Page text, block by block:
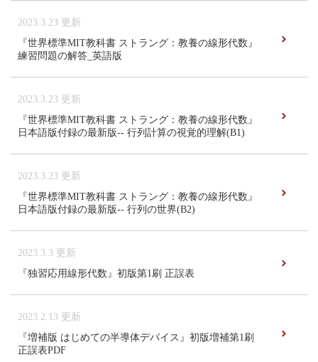
2023.3.23 更新
『世界標準MIT教科書 ストラング：教養の線形代数』
練習問題の解答_英語版
2023.3.23 更新
『世界標準MIT教科書 ストラング：教養の線形代数』
日本語版付録の最新版-- 行列計算の視覚的理解(B1)
2023.3.23 更新
『世界標準MIT教科書 ストラング：教養の線形代数』
日本語版付録の最新版-- 行列の世界(B2)
2023.3.3 更新
『独習応用線形代数』初版第1刷 正誤表
2023.2.13 更新
『増補版 はじめての半導体デバイス』初版増補第1刷
正誤表PDF